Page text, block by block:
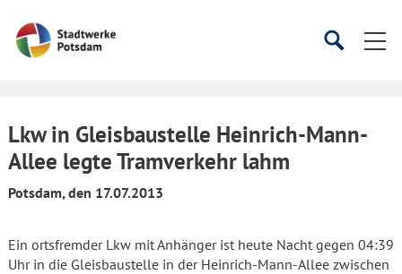
Startseite
SucheSuche
Lkw in Gleisbaustelle Heinrich-Mann-
Allee legte Tramverkehr lahm
Potsdam, den 17.07.2013
Ein ortsfremder Lkw mit Anhänger ist heute Nacht gegen 04:39
Uhr in die Gleisbaustelle in der Heinrich-Mann-Allee zwischen